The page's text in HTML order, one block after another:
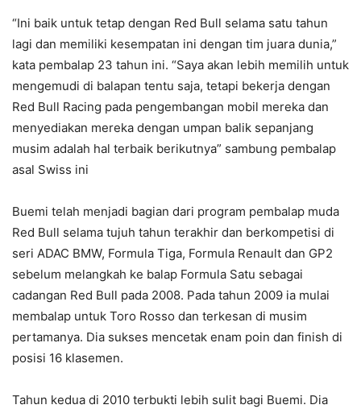
“Ini baik untuk tetap dengan Red Bull selama satu tahun
lagi dan memiliki kesempatan ini dengan tim juara dunia,”
kata pembalap 23 tahun ini. “Saya akan lebih memilih untuk
mengemudi di balapan tentu saja, tetapi bekerja dengan
Red Bull Racing pada pengembangan mobil mereka dan
menyediakan mereka dengan umpan balik sepanjang
musim adalah hal terbaik berikutnya” sambung pembalap
asal Swiss ini
Buemi telah menjadi bagian dari program pembalap muda
Red Bull selama tujuh tahun terakhir dan berkompetisi di
seri ADAC BMW, Formula Tiga, Formula Renault dan GP2
sebelum melangkah ke balap Formula Satu sebagai
cadangan Red Bull pada 2008. Pada tahun 2009 ia mulai
membalap untuk Toro Rosso dan terkesan di musim
pertamanya. Dia sukses mencetak enam poin dan finish di
posisi 16 klasemen.
Tahun kedua di 2010 terbukti lebih sulit bagi Buemi. Dia